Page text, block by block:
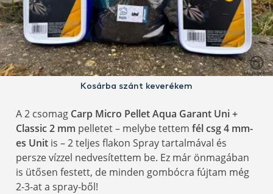
Kosárba szánt keverékem
A 2 csomag Carp Micro Pellet Aqua Garant Uni +
Classic 2 mm pelletet – melybe tettem fél csg 4 mm-
es Unit is – 2 teljes flakon Spray tartalmával és
persze vízzel nedvesítettem be. Ez már önmagában
is ütősen festett, de minden gombócra fújtam még
2-3-at a spray-ből!